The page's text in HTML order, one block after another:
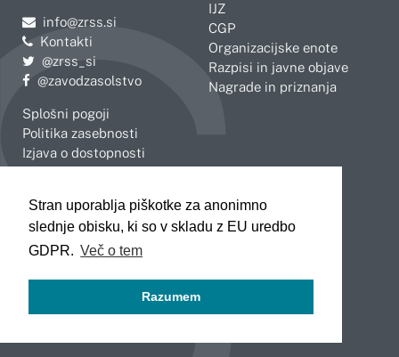
Stran uporablja piškotke za anonimno
slednje obisku, ki so v skladu z EU uredbo
GDPR. Več o tem
Razumem
Pošljite e-mail na
info@zrss.si
Kontakti
Pojdite na Twitter:
@zrss_si
Pojdite na Facebook:
@zavodzasolstvo
Splošni pogoji
Politika zasebnosti
Izjava o dostopnosti
IJZ
CGP
Organizacijske enote
Razpisi in javne objave
Nagrade in priznanja
Celje
Koper
Kranj
Novo mesto
Slovenj Gradec